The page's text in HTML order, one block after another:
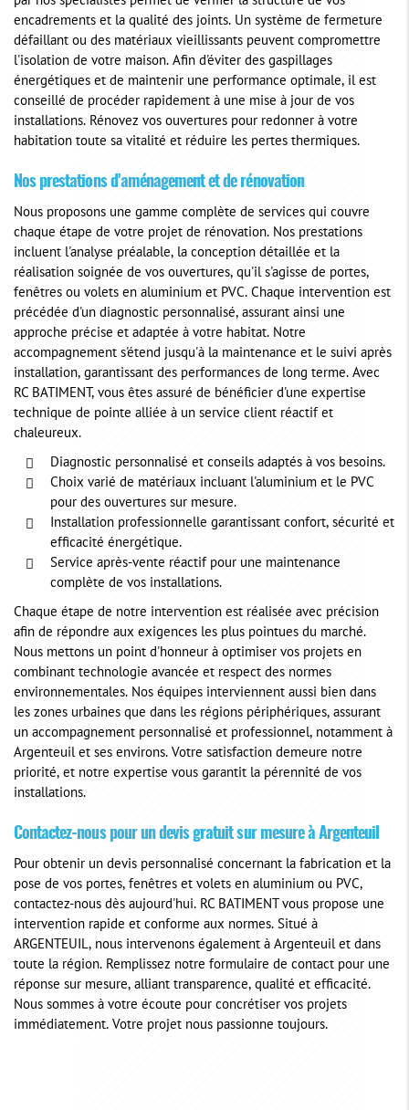
encadrements et la qualité des joints. Un système de fermeture
défaillant ou des matériaux vieillissants peuvent compromettre
l'isolation de votre maison. Afin d'éviter des gaspillages
énergétiques et de maintenir une performance optimale, il est
conseillé de procéder rapidement à une mise à jour de vos
installations. Rénovez vos ouvertures pour redonner à votre
habitation toute sa vitalité et réduire les pertes thermiques.
Nos prestations d'aménagement et de rénovation
Nous proposons une gamme complète de services qui couvre
chaque étape de votre projet de rénovation. Nos prestations
incluent l'analyse préalable, la conception détaillée et la
réalisation soignée de vos ouvertures, qu'il s'agisse de portes,
fenêtres ou volets en aluminium et PVC. Chaque intervention est
précédée d'un diagnostic personnalisé, assurant ainsi une
approche précise et adaptée à votre habitat. Notre
accompagnement s'étend jusqu'à la maintenance et le suivi après
installation, garantissant des performances de long terme. Avec
RC BATIMENT, vous êtes assuré de bénéficier d'une expertise
technique de pointe alliée à un service client réactif et
chaleureux.
Diagnostic personnalisé et conseils adaptés à vos besoins.
Choix varié de matériaux incluant l'aluminium et le PVC
pour des ouvertures sur mesure.
Installation professionnelle garantissant confort, sécurité et
efficacité énergétique.
Service après-vente réactif pour une maintenance
complète de vos installations.
Chaque étape de notre intervention est réalisée avec précision
afin de répondre aux exigences les plus pointues du marché.
Nous mettons un point d'honneur à optimiser vos projets en
combinant technologie avancée et respect des normes
environnementales. Nos équipes interviennent aussi bien dans
les zones urbaines que dans les régions périphériques, assurant
un accompagnement personnalisé et professionnel, notamment à
Argenteuil et ses environs. Votre satisfaction demeure notre
priorité, et notre expertise vous garantit la pérennité de vos
installations.
Contactez-nous pour un devis gratuit sur mesure à Argenteuil
Pour obtenir un devis personnalisé concernant la fabrication et la
pose de vos portes, fenêtres et volets en aluminium ou PVC,
contactez-nous dès aujourd'hui. RC BATIMENT vous propose une
intervention rapide et conforme aux normes. Situé à
ARGENTEUIL, nous intervenons également à Argenteuil et dans
toute la région. Remplissez notre formulaire de contact pour une
réponse sur mesure, alliant transparence, qualité et efficacité.
Nous sommes à votre écoute pour concrétiser vos projets
immédiatement. Votre projet nous passionne toujours.